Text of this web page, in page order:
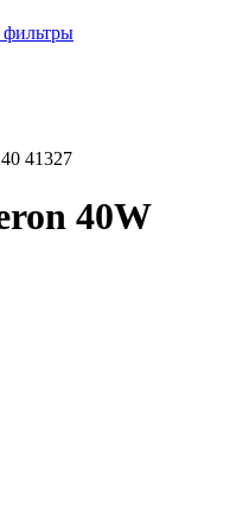
фильтры
41327
40W